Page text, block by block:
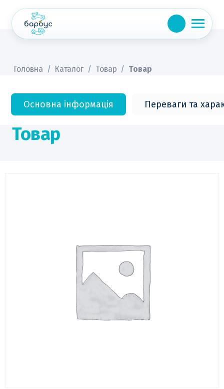
content
Головна / Каталог / Товар / Товар
Основна інформація Переваги та
Товар